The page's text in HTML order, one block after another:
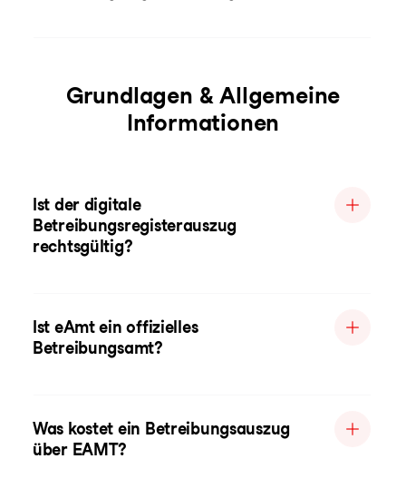
Grundlagen & Allgemeine
Informationen
Ist der digitale
Betreibungsregisterauszug
rechtsgültig?
Ist eAmt ein offizielles
Betreibungsamt?
Was kostet ein Betreibungsauszug
über EAMT?